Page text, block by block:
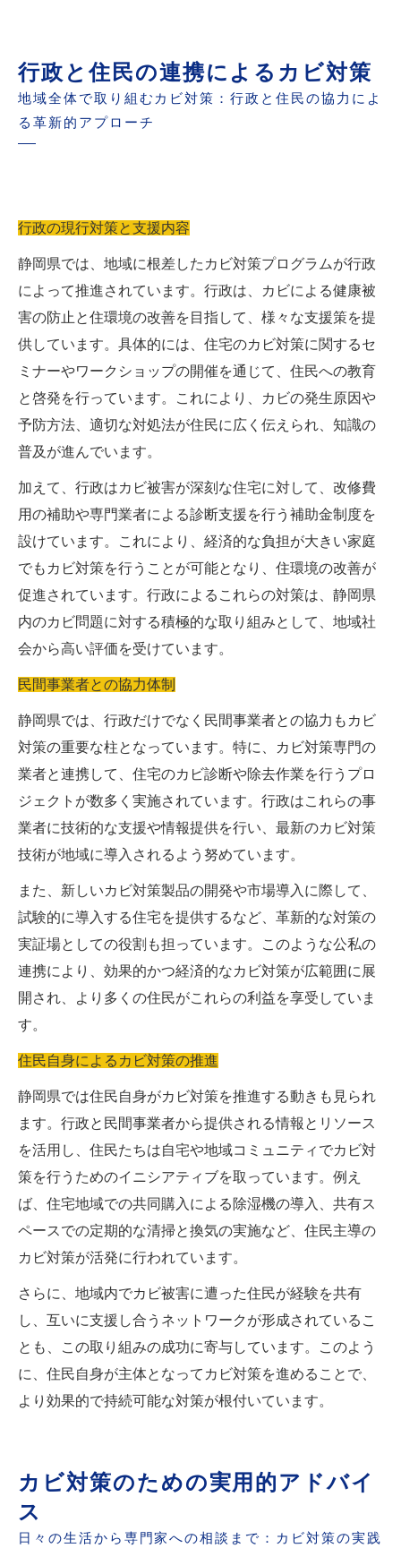
行政と住民の連携によるカビ対策
地域全体で取り組むカビ対策：行政と住民の協力によ
る革新的アプローチ
行政の現行対策と支援内容
静岡県では、地域に根差したカビ対策プログラムが行政
によって推進されています。行政は、カビによる健康被
害の防止と住環境の改善を目指して、様々な支援策を提
供しています。具体的には、住宅のカビ対策に関するセ
ミナーやワークショップの開催を通じて、住民への教育
と啓発を行っています。これにより、カビの発生原因や
予防方法、適切な対処法が住民に広く伝えられ、知識の
普及が進んでいます。
加えて、行政はカビ被害が深刻な住宅に対して、改修費
用の補助や専門業者による診断支援を行う補助金制度を
設けています。これにより、経済的な負担が大きい家庭
でもカビ対策を行うことが可能となり、住環境の改善が
促進されています。行政によるこれらの対策は、静岡県
内のカビ問題に対する積極的な取り組みとして、地域社
会から高い評価を受けています。
民間事業者との協力体制
静岡県では、行政だけでなく民間事業者との協力もカビ
対策の重要な柱となっています。特に、カビ対策専門の
業者と連携して、住宅のカビ診断や除去作業を行うプロ
ジェクトが数多く実施されています。行政はこれらの事
業者に技術的な支援や情報提供を行い、最新のカビ対策
技術が地域に導入されるよう努めています。
また、新しいカビ対策製品の開発や市場導入に際して、
試験的に導入する住宅を提供するなど、革新的な対策の
実証場としての役割も担っています。このような公私の
連携により、効果的かつ経済的なカビ対策が広範囲に展
開され、より多くの住民がこれらの利益を享受していま
す。
住民自身によるカビ対策の推進
静岡県では住民自身がカビ対策を推進する動きも見られ
ます。行政と民間事業者から提供される情報とリソース
を活用し、住民たちは自宅や地域コミュニティでカビ対
策を行うためのイニシアティブを取っています。例え
ば、住宅地域での共同購入による除湿機の導入、共有ス
ペースでの定期的な清掃と換気の実施など、住民主導の
カビ対策が活発に行われています。
さらに、地域内でカビ被害に遭った住民が経験を共有
し、互いに支援し合うネットワークが形成されているこ
とも、この取り組みの成功に寄与しています。このよう
に、住民自身が主体となってカビ対策を進めることで、
より効果的で持続可能な対策が根付いています。
カビ対策のための実用的アドバイ
ス
日々の生活から専門家への相談まで：カビ対策の実践